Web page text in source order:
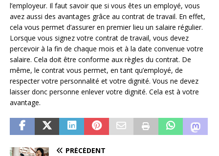
l’employeur. Il faut savoir que si vous êtes un employé, vous
avez aussi des avantages grâce au contrat de travail. En effet,
cela vous permet d’assurer en premier lieu un salaire régulier.
Lorsque vous signez votre contrat de travail, vous devez
percevoir à la fin de chaque mois et à la date convenue votre
salaire. Cela doit être conforme aux règles du contrat. De
même, le contrat vous permet, en tant qu’employé, de
respecter votre personnalité et votre dignité. Vous ne devez
laisser donc personne enlever votre dignité. Cela est à votre
avantage.
PRÉCÉDENT